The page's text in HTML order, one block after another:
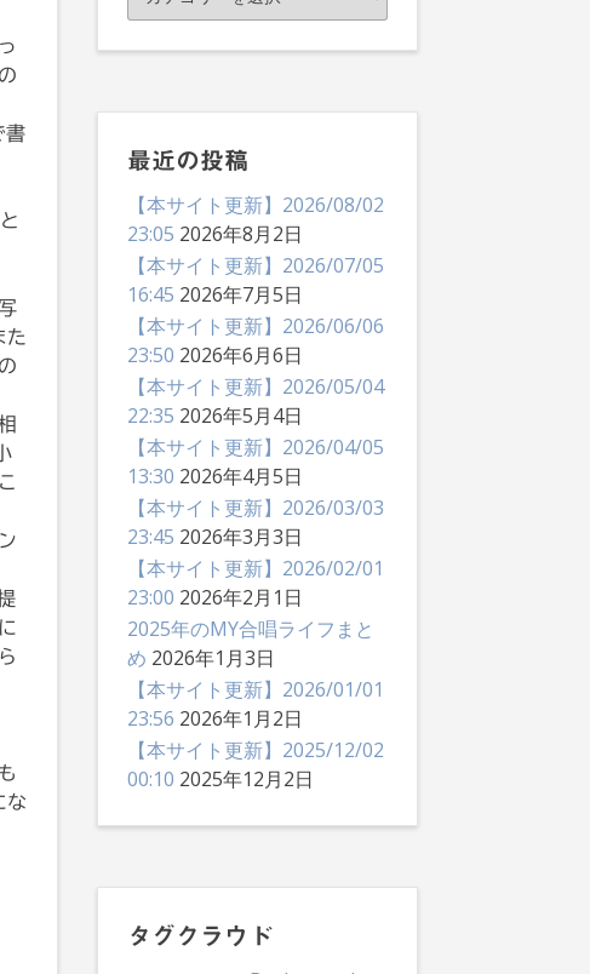
書
た
な
テ
ゴ
最近の投稿
【本サイト更新】2026/08/02
23:05 2026年8月2日
【本サイト更新】2026/07/05
16:45 2026年7月5日
【本サイト更新】2026/06/06
23:50 2026年6月6日
【本サイト更新】2026/05/04
22:35 2026年5月4日
【本サイト更新】2026/04/05
13:30 2026年4月5日
【本サイト更新】2026/03/03
23:45 2026年3月3日
【本サイト更新】2026/02/01
23:00 2026年2月1日
2025年のMY合唱ライフまと
め 2026年1月3日
【本サイト更新】2026/01/01
23:56 2026年1月2日
【本サイト更新】2025/12/02
00:10 2025年12月2日
タグクラウド